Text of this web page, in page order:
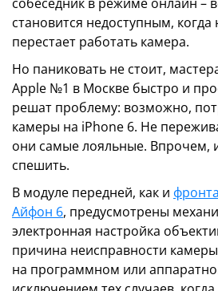
становится недоступным,
перестает работать камера.
Но паниковать не стоит,
Apple №1 в Москве быстро и
решат проблему: возможно,
камеры на iPhone 6. Не
они самые лояльные. Впрочем,
спешить.
В модуле передней, как и
Айфон 6, предусмотрены
электронная настройка
причина неисправности
на программном или